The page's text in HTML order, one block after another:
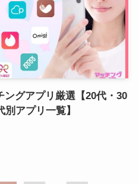
グアプリ厳選【20代・30
アプリ一覧】